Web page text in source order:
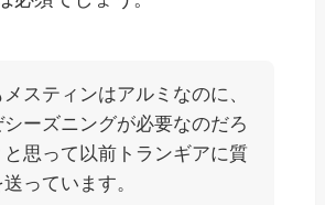
メスティンはアルミなのに、
シーズニングが必要なのだろ
と思って以前トランギアに質
っています。